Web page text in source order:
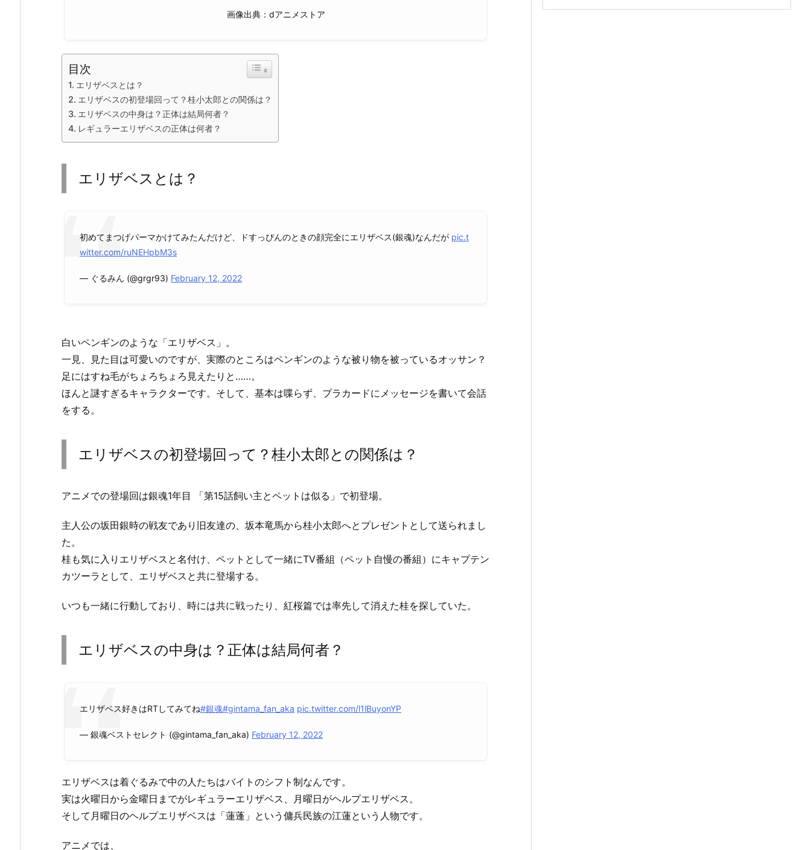
画像出典：dアニメストア
目次
エリザベスとは？
エリザベスの初登場回って？桂小太郎との関係は？
エリザベスの中身は？正体は結局何者？
レギュラーエリザベスの正体は何者？
エリザベスとは？
初めてまつげパーマかけてみたんだけど、ドすっぴんのときの顔完全にエリザベス(銀魂)なんだが pic.t
witter.com/ruNEHpbM3s
— ぐるみん (@grgr93) February 12, 2022
白いペンギンのような「エリザベス」。
一見、見た目は可愛いのですが、実際のところはペンギンのような被り物を被っているオッサン？
足にはすね毛がちょろちょろ見えたりと……。
ほんと謎すぎるキャラクターです。そして、基本は喋らず、プラカードにメッセージを書いて会話
をする。
エリザベスの初登場回って？桂小太郎との関係は？
アニメでの登場回は銀魂1年目 「第15話飼い主とペットは似る」で初登場。
主人公の坂田銀時の戦友であり旧友達の、坂本竜馬から桂小太郎へとプレゼントとして送られまし
た。
桂も気に入りエリザベスと名付け、ペットとして一緒にTV番組（ペット自慢の番組）にキャプテン
カツーラとして、エリザベスと共に登場する。
いつも一緒に行動しており、時には共に戦ったり、紅桜篇では率先して消えた桂を探していた。
エリザベスの中身は？正体は結局何者？
エリザベス好きはRTしてみてね#銀魂#gintama_fan_aka pic.twitter.com/l1lBuyonYP
— 銀魂ベストセレクト (@gintama_fan_aka) February 12, 2022
エリザベスは着ぐるみで中の人たちはバイトのシフト制なんです。
実は火曜日から金曜日までがレギュラーエリザベス、月曜日がヘルプエリザベス。
そして月曜日のヘルプエリザベスは「蓮蓬」という傭兵民族の江蓮という人物です。
アニメでは、